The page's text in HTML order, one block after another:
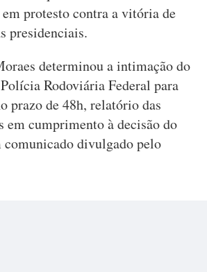
em protesto contra a vitória de
presidenciais.
determinou a intimação do
Rodoviária Federal para
prazo de 48h, relatório das
em cumprimento à decisão do
comunicado divulgado pelo